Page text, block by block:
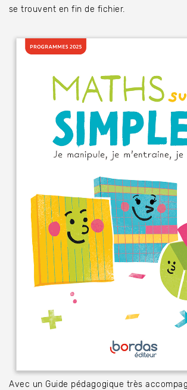
se trouvent en fin de fichier.
Avec un Guide pédagogique très